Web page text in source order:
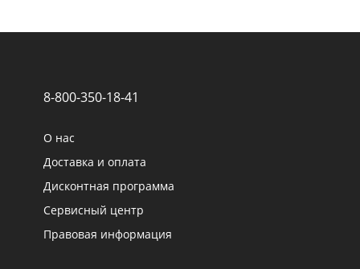
8-800-350-18-41
О нас
Доставка и оплата
Дисконтная программа
Сервисный центр
Правовая информация